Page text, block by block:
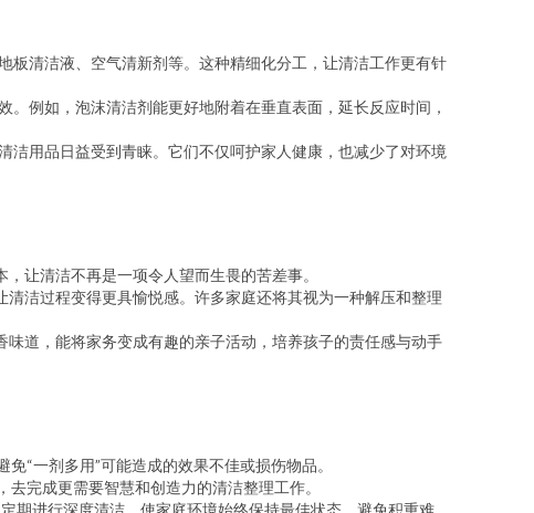
板清洁液、空气清新剂等。这种精细化分工，让清洁工作更有针
例如，泡沫清洁剂能更好地附着在垂直表面，延长反应时间，
用品日益受到青睐。它们不仅呵护家人健康，也减少了对环境
让清洁不再是一项令人望而生畏的苦差事。
洁过程变得更具愉悦感。许多家庭还将其视为一种解压和整理
道，能将家务变成有趣的亲子活动，培养孩子的责任感与动手
“一剂多用”可能造成的效果不佳或损伤物品。
完成更需要智慧和创造力的清洁整理工作。
期进行深度清洁，使家庭环境始终保持最佳状态，避免积重难